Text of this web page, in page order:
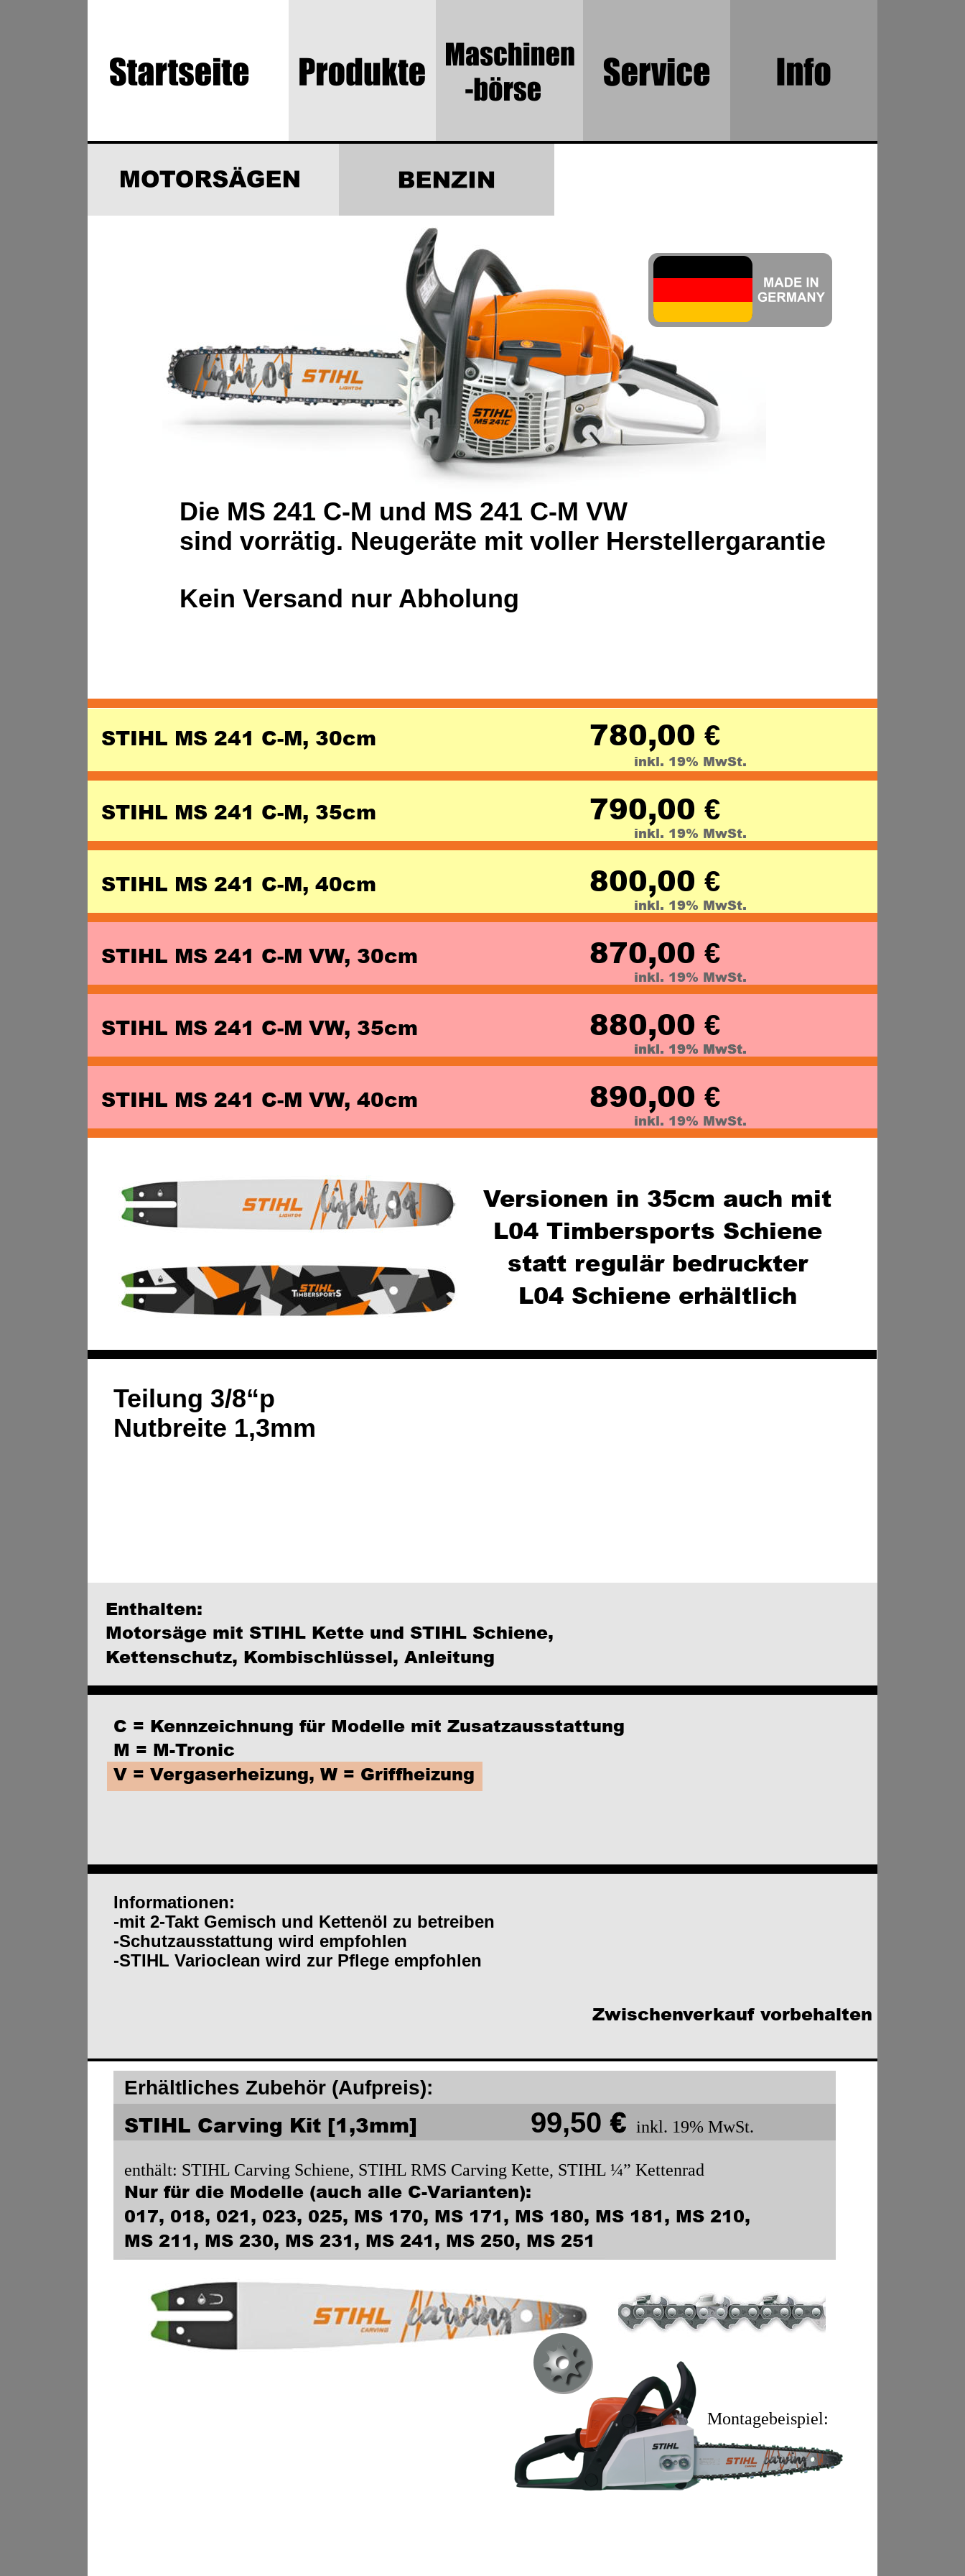
Enthalten:
Motorsäge mit STIHL Kette und STIHL Schiene,
Kettenschutz, Kombischlüssel, Anleitung
Informationen:
-mit 2-Takt Gemisch und Kettenöl zu betreiben
-Schutzausstattung wird empfohlen
-STIHL Varioclean wird zur Pflege empfohlen
Zwischenverkauf vorbehalten
STIHL MS 241 C-M, 35cm 790,00 €
inkl. 19% MwSt.
Erhältliches Zubehör (Aufpreis):
STIHL Carving Kit [1,3mm] 99,50 € inkl. 19% MwSt.
enthält: STIHL Carving Schiene, STIHL RMS Carving Kette, STIHL ¼” Kettenrad
Nur für die Modelle (auch alle C-Varianten):
017, 018, 021, 023, 025, MS 170, MS 171, MS 180, MS 181, MS 210,
MS 211, MS 230, MS 231, MS 241, MS 250, MS 251
Montagebeispiel:
STIHL MS 241 C-M, 40cm 800,00 €
inkl. 19% MwSt.
STIHL MS 241 C-M VW, 30cm 870,00 €
inkl. 19% MwSt.
STIHL MS 241 C-M VW, 35cm 880,00 €
inkl. 19% MwSt.
C = Kennzeichnung für Modelle mit Zusatzausstattung
M = M-Tronic
V = Vergaserheizung, W = Griffheizung
STIHL MS 241 C-M, 30cm 780,00 €
inkl. 19% MwSt.
inkl. 19% MwSt.
inkl. 19% MwSt.
STIHL MS 241 C-M VW, 40cm 890,00 €
Versionen in 35cm auch mit
L04 Timbersports Schiene
statt regulär bedruckter
L04 Schiene erhältlich
Teilung 3/8“p
Nutbreite 1,3mm
Die MS 241 C-M und MS 241 C-M VW
sind vorrätig. Neugeräte mit voller Herstellergarantie
Kein Versand nur Abholung